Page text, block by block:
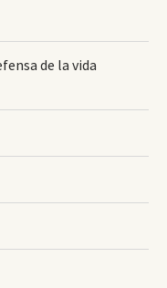
de la vida